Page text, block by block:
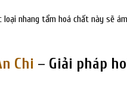
loại nhang tẩm hoá chất này sẽ
Chi – Giải pháp